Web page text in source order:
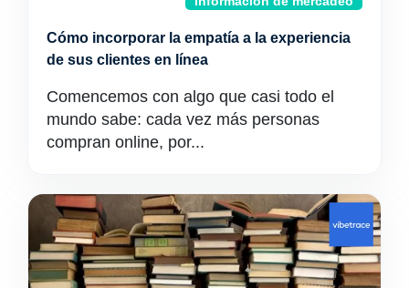
Cómo incorporar la empatía a la experiencia
de sus clientes en línea
Comencemos con algo que casi todo el
mundo sabe: cada vez más personas
compran online, por...